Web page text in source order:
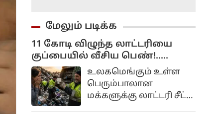
மேலும் படிக்க
11 கோடி விழுந்த லாட்டரியை
குப்பையில் வீசிய பெண்!..
அவசரப்பட்டீங்களே ஆண்ட்டி!...
உலகமெங்கும் உள்ள
பெரும்பாலான
மக்களுக்கு லாட்டரி சீட்